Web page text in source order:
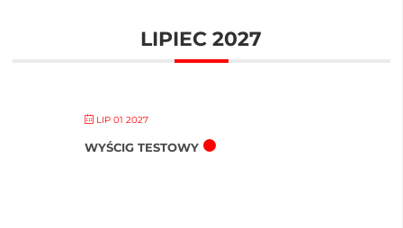
LIPIEC 2027
LIP 01 2027
WYŚCIG TESTOWY